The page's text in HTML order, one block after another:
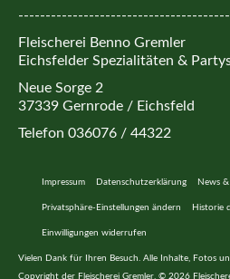
Fleischerei Benno Gremler
Eichsfelder Spezialitäten &
Neue Sorge 2
37339 Gernrode / Eichsfeld
Telefon 036076 / 44322
Impressum Datenschutzerklärung News
Privatsphäre-Einstellungen ändern Historie
Einwilligungen widerrufen
Vielen Dank für Ihren Besuch. Alle Inhalte, Fotos
Copyright der Fleischerei Gremler. © 2026